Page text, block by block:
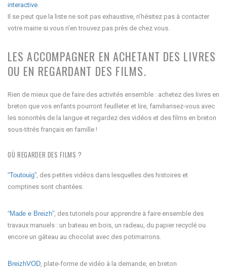
interactive
Il se peut que la liste ne soit pas exhaustive, n’hésitez pas à contacter
votre mairie si vous n’en trouvez pas près de chez vous.
LES ACCOMPAGNER EN ACHETANT DES LIVRES
OU EN REGARDANT DES FILMS.
Rien de mieux que de faire des activités ensemble : achetez des livres en
breton que vos enfants pourront feuilleter et lire, familiarisez-vous avec
les sonorités de la langue et regardez des vidéos et des films en breton
sous-titrés français en famille !
OÙ REGARDER DES FILMS ?
“Toutouig” , des petites vidéos dans lesquelles des histoires et
comptines sont chantées.
“Made e Breizh” , des tutoriels pour apprendre à faire ensemble des
travaux manuels : un bateau en bois, un radeau, du papier recyclé ou
encore un gâteau au chocolat avec des potimarrons.
BreizhVOD , plate-forme de vidéo à la demande, en breton